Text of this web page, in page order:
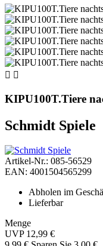
 
KIPU100T.Tiere
Schmidt Spiele
Artikel-Nr.: 085-56529
EAN: 4001504565299
Abholen im
Lieferbar
Menge
UVP 12,99 €